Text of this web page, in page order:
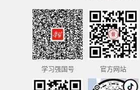
学习强国号 官方网站